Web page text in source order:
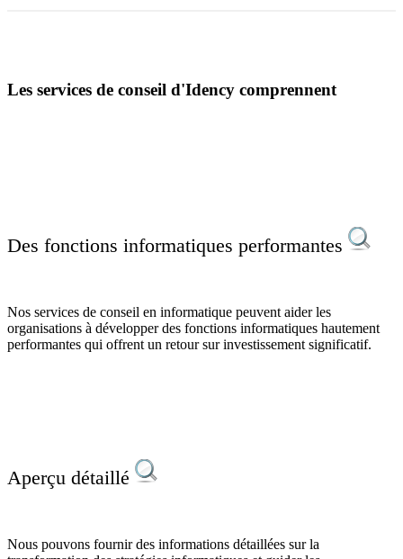
Les services de conseil d'Idency comprennent
Des fonctions informatiques performantes
Nos services de conseil en informatique peuvent aider les
organisations à développer des fonctions informatiques hautement
performantes qui offrent un retour sur investissement significatif.
Aperçu détaillé
Nous pouvons fournir des informations détaillées sur la